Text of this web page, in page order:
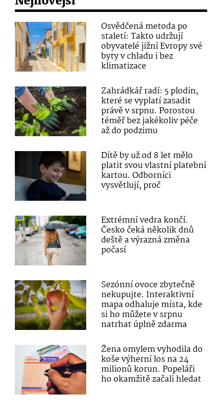
Osvědčená metoda po
staletí: Takto udržují
obyvatelé jižní Evropy své
byty v chladu i bez
klimatizace
Zahrádkář radí: 5 plodin,
které se vyplatí zasadit
právě v srpnu. Porostou
téměř bez jakékoliv péče
až do podzimu
Dítě by už od 8 let mělo
platit svou vlastní platební
kartou. Odborníci
vysvětlují, proč
Extrémní vedra končí.
Česko čeká několik dnů
deště a výrazná změna
počasí
Sezónní ovoce zbytečně
nekupujte. Interaktivní
mapa odhaluje místa, kde
si ho můžete v srpnu
natrhat úplně zdarma
Žena omylem vyhodila do
koše výherní los na 24
milionů korun. Popeláři
ho okamžitě začali hledat